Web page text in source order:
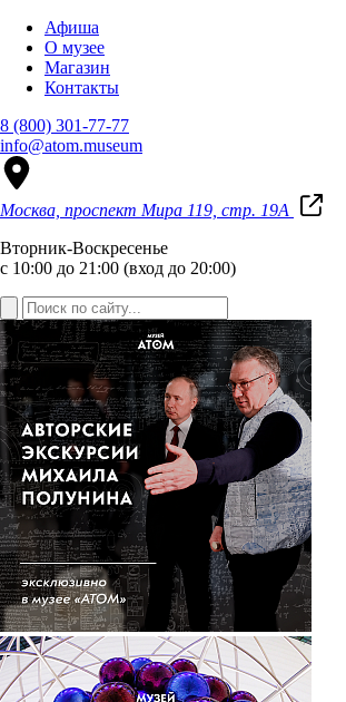
Афиша
О музее
Магазин
Контакты
8 (800) 301-77-77
info@atom.museum
Москва, проспект Мира 119, стр. 19А
Вторник-Воскресенье
с 10:00 до 21:00 (вход до 20:00)